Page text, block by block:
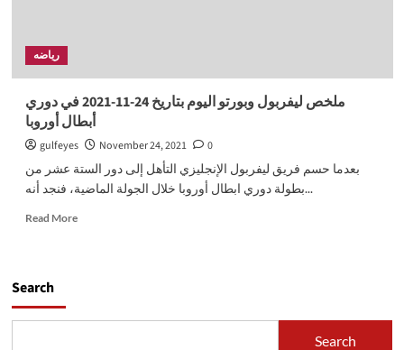
رياضه
ملخص ليفربول وبورتو اليوم بتاريخ 24-11-2021 في دوري
أبطال أوروبا
gulfeyes November 24, 2021
0
بعدما حسم فريق ليفربول الإنجليزي التأهل إلى دور الستة عشر من
بطولة دوري ابطال أوروبا خلال الجولة الماضية، فنجد أنه...
Read MoreRead
اليوم
Search
Search